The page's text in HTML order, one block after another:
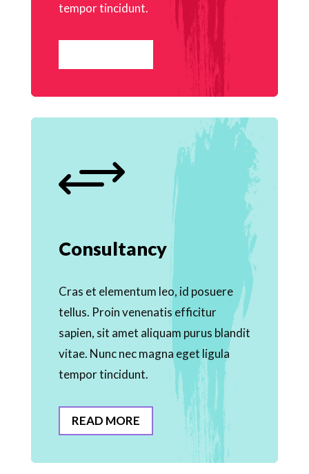
tempor tincidunt.
+
Consultancy
Cras et elementum leo, id posuere
tellus. Proin venenatis efficitur
sapien, sit amet aliquam purus blandit
vitae. Nunc nec magna eget ligula
tempor tincidunt.
READ MORE